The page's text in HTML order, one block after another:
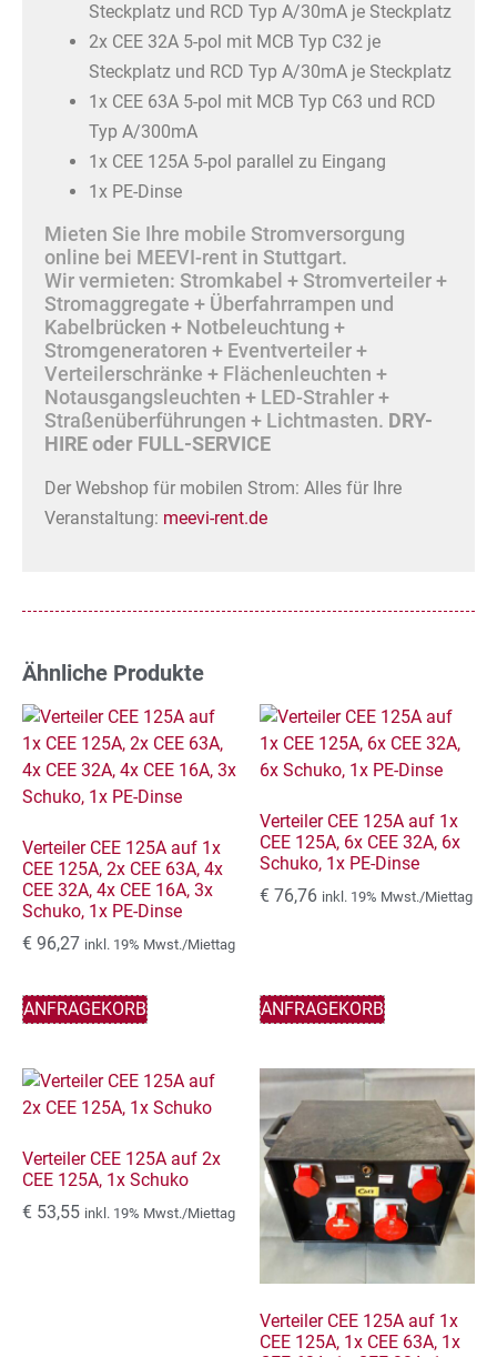
Steckplatz und RCD Typ A/30mA je Steckplatz
2x CEE 32A 5-pol mit MCB Typ C32 je
Steckplatz und RCD Typ A/30mA je Steckplatz
1x CEE 63A 5-pol mit MCB Typ C63 und RCD
Typ A/300mA
1x CEE 125A 5-pol parallel zu Eingang
1x PE-Dinse
Mieten Sie Ihre mobile Stromversorgung
online bei MEEVI-rent in Stuttgart.
Wir vermieten: Stromkabel + Stromverteiler +
Stromaggregate + Überfahrrampen und
Kabelbrücken + Notbeleuchtung +
Stromgeneratoren + Eventverteiler +
Verteilerschränke + Flächenleuchten +
Notausgangsleuchten + LED-Strahler +
Straßenüberführungen + Lichtmasten. DRY-
HIRE oder FULL-SERVICE
Der Webshop für mobilen Strom: Alles für Ihre
Veranstaltung: meevi-rent.de
Ähnliche Produkte
Verteiler CEE 125A auf 1x
CEE 125A, 2x CEE 63A, 4x
CEE 32A, 4x CEE 16A, 3x
Schuko, 1x PE-Dinse
€ 96,27 inkl. 19% Mwst./Miettag
ANFRAGEKORB
Verteiler CEE 125A auf 1x
CEE 125A, 6x CEE 32A, 6x
Schuko, 1x PE-Dinse
€ 76,76 inkl. 19% Mwst./Miettag
ANFRAGEKORB
Verteiler CEE 125A auf 2x
CEE 125A, 1x Schuko
€ 53,55 inkl. 19% Mwst./Miettag
Verteiler CEE 125A auf 1x
CEE 125A, 1x CEE 63A, 1x